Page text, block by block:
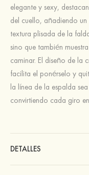
elegante y sexy,
del cuello, añadiendo
textura plisada de la
sino que también
caminar. El diseño de la
facilita el ponérselo y
la línea de la espalda
convirtiendo cada giro
DETALLES